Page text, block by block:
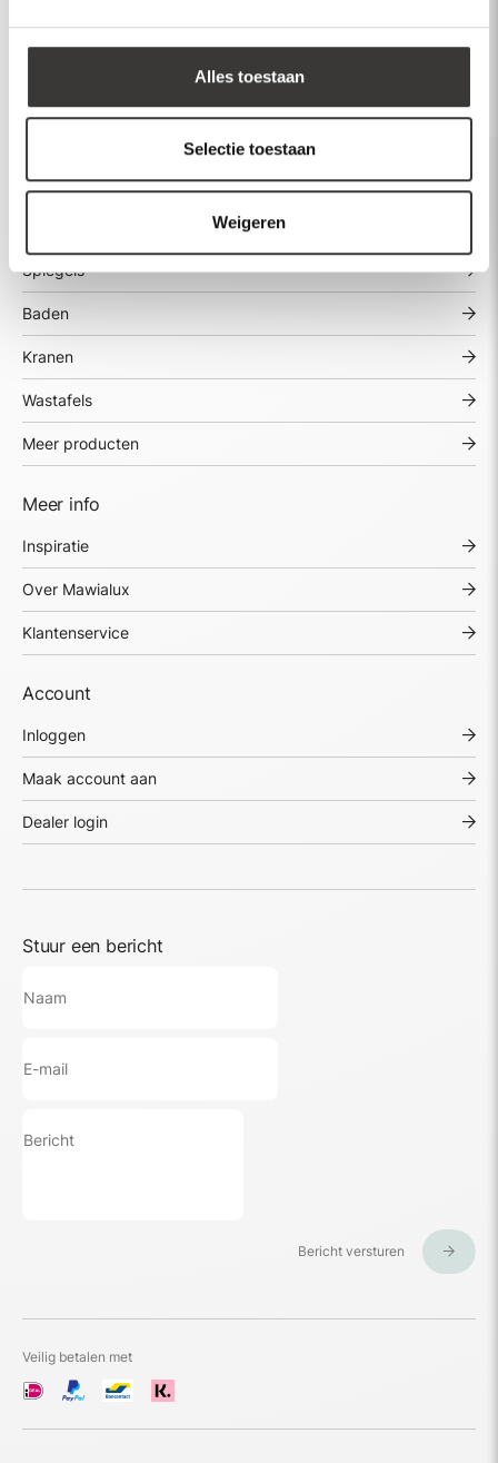
Alles toestaan
Selectie toestaan
Weigeren
€ 7.500,00 - 192x192x90cm -
Wit met
grijze
€
Spiegels
Baden
Kranen
Wastafels
Meer producten
Meer info
Inspiratie
Over Mawialux
Klantenservice
Account
Inloggen
Maak account aan
Dealer login
Stuur een bericht
Bericht versturen
Veilig betalen met